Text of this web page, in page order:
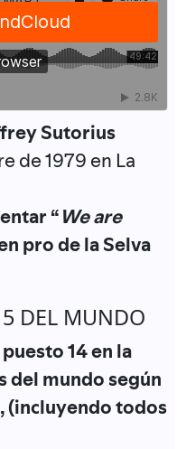
Sutorius
de 1979 en La
“We are
pro de la Selva
DEL MUNDO
14 en la
del mundo según
(incluyendo todos